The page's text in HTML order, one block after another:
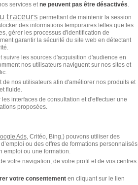
services et ne peuvent pas être désactivés
traceurs permettant de maintenir la session
des informations temporaires telles que les
gérer les processus d'identification de
garantir la sécurité du site web en détectant
les sources d'acquisition d'audience en
nos utilisateurs naviguent sur nos sites et
de nos utilisateurs afin d'améliorer nos produits et
fluide.
interfaces de consultation et d'effectuer une
proposées.
Ads, Critéo, Bing,) pouvons utiliser des
ou des offres de formations personnalisés
emploi ou une formation.
votre navigation, de votre profil et de vos centres
votre consentementen cliquant sur le lien